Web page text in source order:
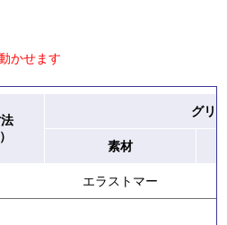
かせます
グリ
素材
エラストマー